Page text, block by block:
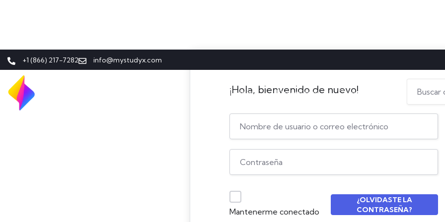
+1 (866) 217-7282 info@mystudyx.com
Home Diplomados Campus Virtual
¡Hola, bienvenido de nuevo!
Mantenerme conectado
¿OLVIDASTE LA
CONTRASEÑA?